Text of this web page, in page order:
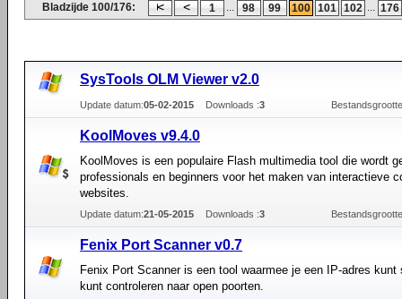
Bladzijde 100/176: 1 ... 98 99 100 101 102 ... 176
SysTools OLM Viewer v2.0
Update datum:05-02-2015 Downloads :3
KoolMoves v9.4.0
KoolMoves is een populaire Flash multimedia tool die wordt
professionals en beginners voor het maken van interactieve
websites.
Update datum:21-05-2015 Downloads :3
Fenix Port Scanner v0.7
Fenix Port Scanner is een tool waarmee je een IP-adres kunt
kunt controleren naar open poorten.